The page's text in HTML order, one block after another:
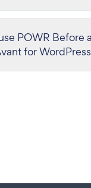
POWR Before
for